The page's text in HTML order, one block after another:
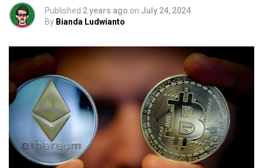
Published 2 years ago on July 24, 2024
By Bianda Ludwianto